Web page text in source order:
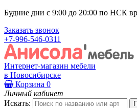
Будние дни с 9:00 до 20:00 по НСК
Заказать звонок
+7-996-546-0311
Интернет-магазин мебели
в Новосибирске
Корзина 0
Личный кабинет
Искать: